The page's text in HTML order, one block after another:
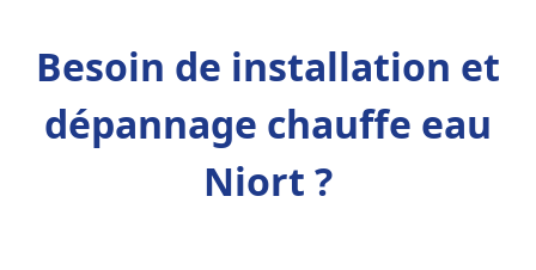
Besoin de installation et
dépannage chauffe eau
Niort ?